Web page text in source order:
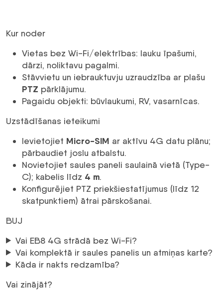
Kur noder
Vietas bez Wi-Fi/elektrības: lauku īpašumi,
dārzi, noliktavu pagalmi.
Stāvvietu un iebrauktuvju uzraudzība ar plašu
PTZ pārklājumu.
Pagaidu objekti: būvlaukumi, RV, vasarnīcas.
Uzstādīšanas ieteikumi
Ievietojiet Micro-SIM ar aktīvu 4G datu plānu;
pārbaudiet joslu atbalstu.
Novietojiet saules paneli saulainā vietā (Type-
C); kabelis līdz 4 m.
Konfigurējiet PTZ priekšiestatījumus (līdz 12
skatpunktiem) ātrai pārskošanai.
BUJ
Vai EB8 4G strādā bez Wi-Fi?
Vai komplektā ir saules panelis un atmiņas karte?
Kāda ir nakts redzamība?
Vai zinājāt?